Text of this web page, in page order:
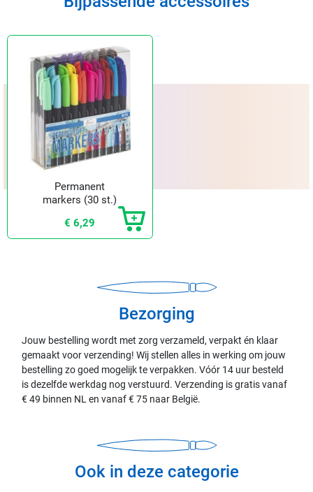
Permanent
markers (30 st.)
€ 6,29
Bezorging
Jouw bestelling wordt met zorg verzameld, verpakt én klaar
gemaakt voor verzending! Wij stellen alles in werking om jouw
bestelling zo goed mogelijk te verpakken. Vóór 14 uur besteld
is dezelfde werkdag nog verstuurd. Verzending is gratis vanaf
€ 49 binnen NL en vanaf € 75 naar België.
Ook in deze categorie